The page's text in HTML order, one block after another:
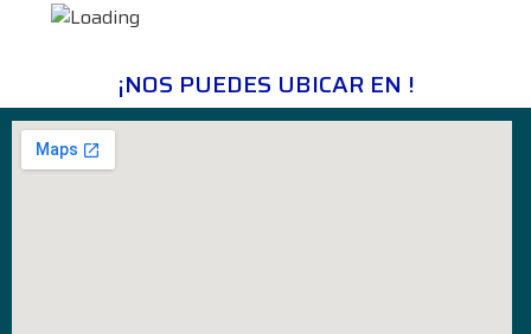
¡NOS PUEDES UBICAR EN !